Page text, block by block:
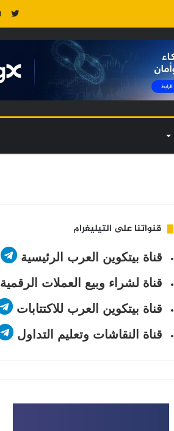
قنواتنا على التيليغرام
قناة بيتكوين العرب الرئيسية
قناة لشراء وبيع العملات الرقمية
قناة بيتكوين العرب للاكتتابات
قناة النقاشات وتعليم التداول